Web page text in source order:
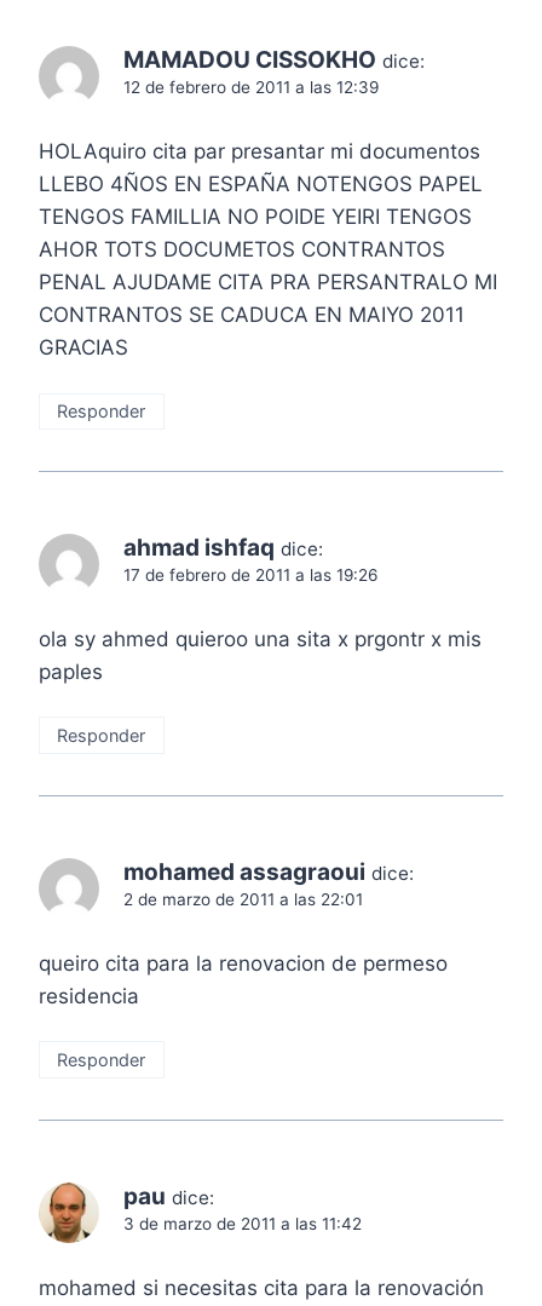
MAMADOU CISSOKHO dice:
12 de febrero de 2011 a las 12:39
HOLAquiro cita par presantar mi documentos
LLEBO 4ÑOS EN ESPAÑA NOTENGOS PAPEL
TENGOS FAMILLIA NO POIDE YEIRI TENGOS
AHOR TOTS DOCUMETOS CONTRANTOS
PENAL AJUDAME CITA PRA PERSANTRALO MI
CONTRANTOS SE CADUCA EN MAIYO 2011
GRACIAS
Responder
ahmad ishfaq dice:
17 de febrero de 2011 a las 19:26
ola sy ahmed quieroo una sita x prgontr x mis
paples
Responder
mohamed assagraoui dice:
2 de marzo de 2011 a las 22:01
queiro cita para la renovacion de permeso
residencia
Responder
pau dice:
3 de marzo de 2011 a las 11:42
mohamed si necesitas cita para la renovación